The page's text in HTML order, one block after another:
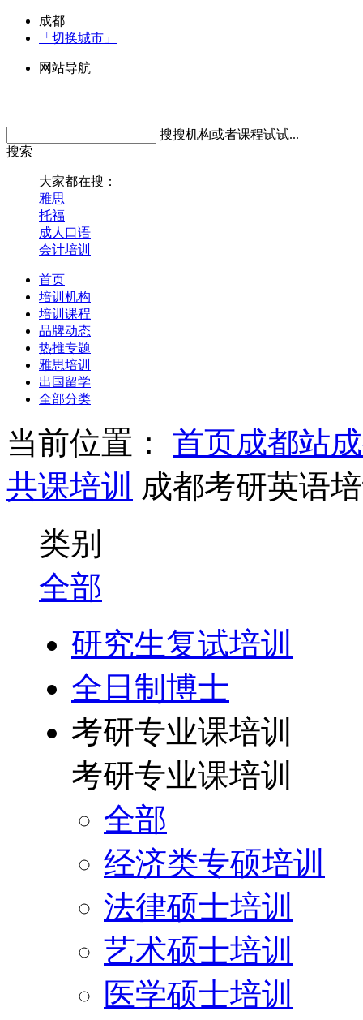
成都
「切换城市」
网站导航
搜搜机构或者课程试试...
搜索
大家都在搜：
雅思
托福
成人口语
会计培训
首页
培训机构
培训课程
品牌动态
热推专题
雅思培训
出国留学
全部分类
当前位置： 首页成都站
共课培训 成都考研英语
类别
全部
研究生复试培训
全日制博士
考研专业课培训
考研专业课培训
全部
经济类专硕培训
法律硕士培训
艺术硕士培训
医学硕士培训